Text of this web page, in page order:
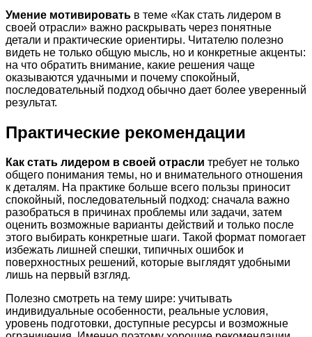
Умение мотивировать в теме «Как стать лидером в
своей отрасли» важно раскрывать через понятные
детали и практические ориентиры. Читателю полезно
видеть не только общую мысль, но и конкретные акценты:
на что обратить внимание, какие решения чаще
оказываются удачными и почему спокойный,
последовательный подход обычно дает более уверенный
результат.
Практические рекомендации
Как стать лидером в своей отрасли требует не только
общего понимания темы, но и внимательного отношения
к деталям. На практике больше всего пользы приносит
спокойный, последовательный подход: сначала важно
разобраться в причинах проблемы или задачи, затем
оценить возможные варианты действий и только после
этого выбирать конкретные шаги. Такой формат помогает
избежать лишней спешки, типичных ошибок и
поверхностных решений, которые выглядят удобными
лишь на первый взгляд.
Полезно смотреть на тему шире: учитывать
индивидуальные особенности, реальные условия,
уровень подготовки, доступные ресурсы и возможные